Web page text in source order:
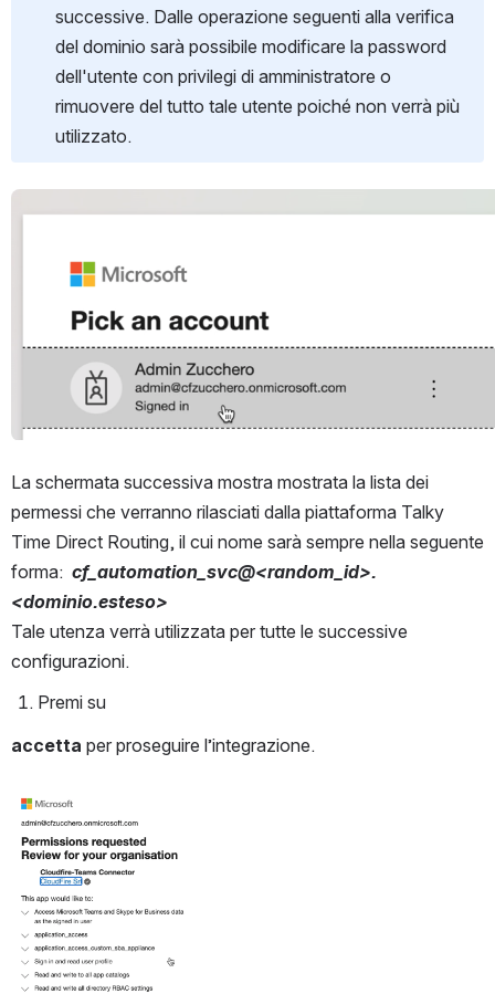
successive. Dalle operazione seguenti alla verifica
del dominio sarà possibile modificare la password
dell'utente con privilegi di amministratore o
rimuovere del tutto tale utente poiché non verrà più
utilizzato.
La schermata successiva mostra mostrata la lista dei
permessi che verranno rilasciati dalla piattaforma Talky
Time Direct Routing, il cui nome sarà sempre nella seguente
forma: cf_automation_svc@<random_id>.
<dominio.esteso>
Tale utenza verrà utilizzata per tutte le successive
configurazioni.
Premi su
accetta per proseguire l’integrazione.
Open